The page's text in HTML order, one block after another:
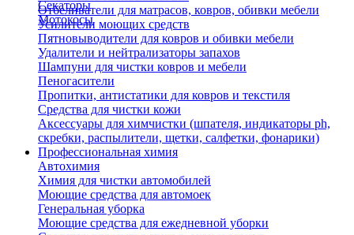
Секаторы
Мотокосы
Отбеливатели для матрасов, ковров, обивки мебели
Усилители моющих средств
Пятновыводители для ковров и обивки мебели
Удалители и нейтрализаторы запахов
Шампуни для чистки ковров и мебели
Пеногасители
Пропитки, антистатики для ковров и текстиля
Средства для чистки кожи
Аксессуары для химчистки (шпателя, индикаторы ph,
скребки, распылители, щетки, салфетки, фонарики)
Профессиональная химия
Автохимия
Химия для чистки автомобилей
Моющие средства для автомоек
Генеральная уборка
Моющие средства для ежедневной уборки